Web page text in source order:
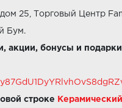
25, Торговый Центр
Бум.
акции, бонусы и
строке